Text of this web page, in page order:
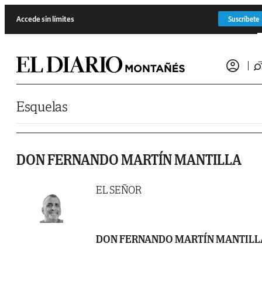
Accede sin límites Suscríbete
Esquelas
DON FERNANDO MARTÍN MANTILLA
EL SEÑOR
DON FERNANDO MARTÍN